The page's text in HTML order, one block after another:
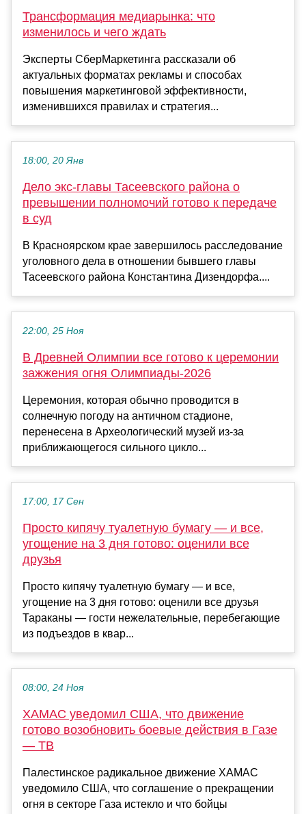
Трансформация медиарынка: что
изменилось и чего ждать
Эксперты СберМаркетинга рассказали об
актуальных форматах рекламы и способах
повышения маркетинговой эффективности,
изменившихся правилах и стратегия...
18:00, 20 Янв
Дело экс-главы Тасеевского района о
превышении полномочий готово к передаче
в суд
В Красноярском крае завершилось расследование
уголовного дела в отношении бывшего главы
Тасеевского района Константина Дизендорфа....
22:00, 25 Ноя
В Древней Олимпии все готово к церемонии
зажжения огня Олимпиады-2026
Церемония, которая обычно проводится в
солнечную погоду на античном стадионе,
перенесена в Археологический музей из-за
приближающегося сильного цикло...
17:00, 17 Сен
Просто кипячу туалетную бумагу — и все,
угощение на 3 дня готово: оценили все
друзья
Просто кипячу туалетную бумагу — и все,
угощение на 3 дня готово: оценили все друзья
Тараканы — гости нежелательные, перебегающие
из подъездов в квар...
08:00, 24 Ноя
ХАМАС уведомил США, что движение
готово возобновить боевые действия в Газе
— ТВ
Палестинское радикальное движение ХАМАС
уведомило США, что соглашение о прекращении
огня в секторе Газа истекло и что бойцы